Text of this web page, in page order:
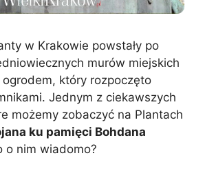
w Krakowie powstały po
murów miejskich
ogrodem, który rozpoczęto
Jednym z ciekawszych
możemy zobaczyć na Plantach
ku pamięci Bohdana
o nim wiadomo?